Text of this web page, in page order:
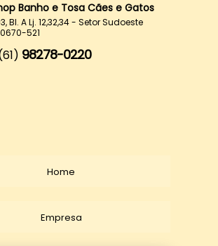
Banho e Tosa Cães e Gatos
Bl. A Lj. 12,32,34 - Setor Sudoeste
521
98278-0220
Home
Empresa